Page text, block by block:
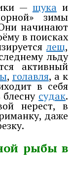
— щукаи
зимы
начинают
в поисках
лещ,
льду
активный
, голавля, а к
в себя
блесну судак.
нерест, в
даже
рыбы в